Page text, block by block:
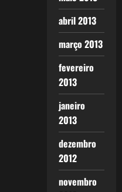
abril 2013
março 2013
fevereiro
2013
janeiro
2013
dezembro
2012
novembro